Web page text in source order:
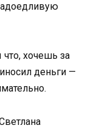
хочешь за
деньги —